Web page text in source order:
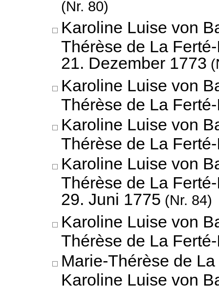
(Nr. 80)
Karoline Luise von
Thérèse de La
21. Dezember 1773
Karoline Luise von
Thérèse de La
Karoline Luise von
Thérèse de La
Karoline Luise von
Thérèse de La
29. Juni 1775 (Nr. 84)
Karoline Luise von
Thérèse de La
Marie-Thérèse de
Karoline Luise von